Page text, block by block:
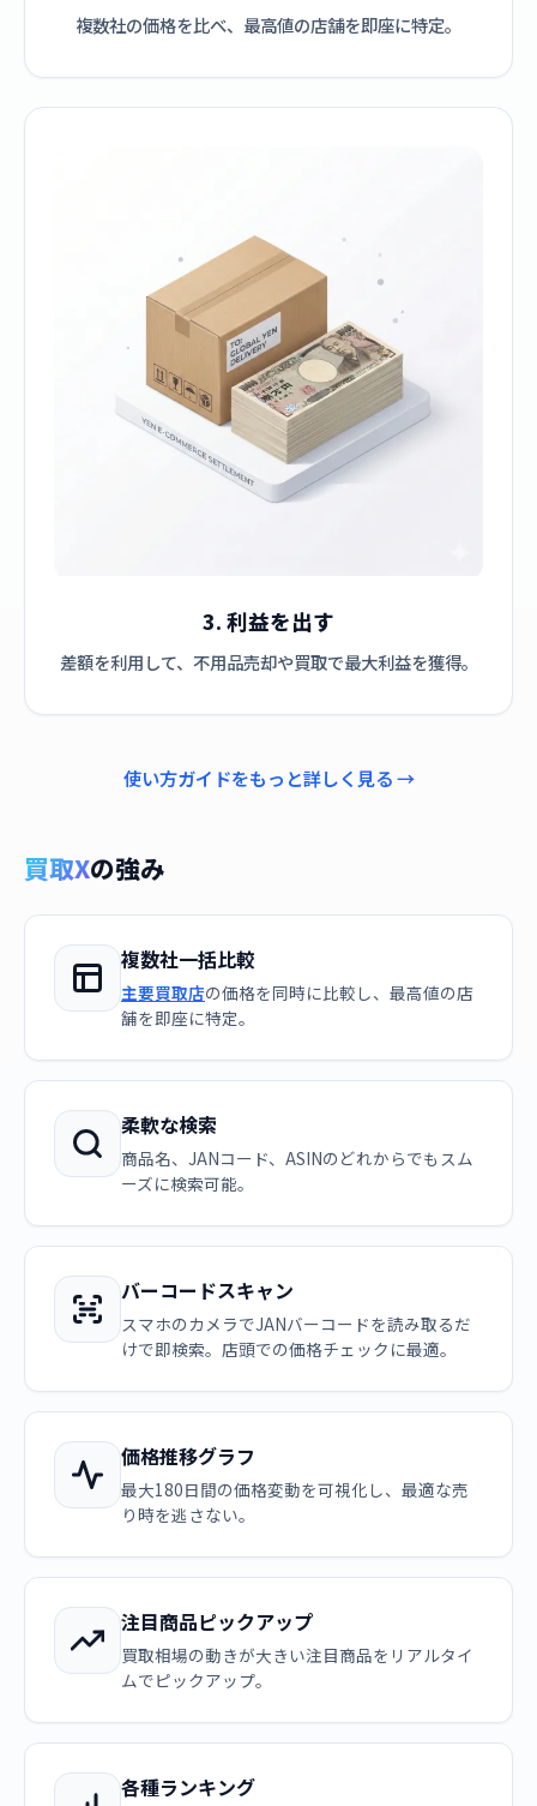
複数社の価格を比べ、最高値の店舗を即座に特定。
3. 利益を出す
差額を利用して、不用品売却や買取で最大利益を獲得。
使い方ガイドをもっと詳しく見る →
買取Xの強み
複数社一括比較
主要買取店の価格を同時に比較し、最高値の店
舗を即座に特定。
柔軟な検索
商品名、JANコード、ASINのどれからでもスム
ーズに検索可能。
バーコードスキャン
スマホのカメラでJANバーコードを読み取るだ
けで即検索。店頭での価格チェックに最適。
価格推移グラフ
最大180日間の価格変動を可視化し、最適な売
り時を逃さない。
注目商品ピックアップ
買取相場の動きが大きい注目商品をリアルタイ
ムでピックアップ。
各種ランキング